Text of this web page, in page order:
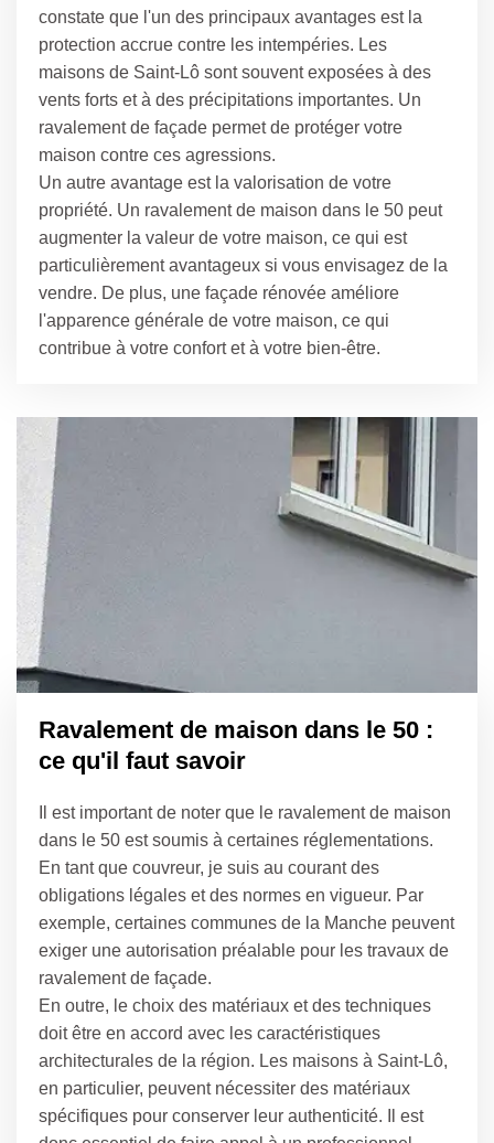
constate que l'un des principaux avantages est la
protection accrue contre les intempéries. Les
maisons de Saint-Lô sont souvent exposées à des
vents forts et à des précipitations importantes. Un
ravalement de façade permet de protéger votre
maison contre ces agressions.
Un autre avantage est la valorisation de votre
propriété. Un ravalement de maison dans le 50 peut
augmenter la valeur de votre maison, ce qui est
particulièrement avantageux si vous envisagez de la
vendre. De plus, une façade rénovée améliore
l'apparence générale de votre maison, ce qui
contribue à votre confort et à votre bien-être.
Ravalement de maison dans le 50 :
ce qu'il faut savoir
Il est important de noter que le ravalement de maison
dans le 50 est soumis à certaines réglementations.
En tant que couvreur, je suis au courant des
obligations légales et des normes en vigueur. Par
exemple, certaines communes de la Manche peuvent
exiger une autorisation préalable pour les travaux de
ravalement de façade.
En outre, le choix des matériaux et des techniques
doit être en accord avec les caractéristiques
architecturales de la région. Les maisons à Saint-Lô,
en particulier, peuvent nécessiter des matériaux
spécifiques pour conserver leur authenticité. Il est